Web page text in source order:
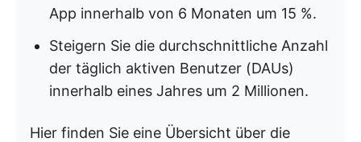
App innerhalb von 6 Monaten um 15 %.
Steigern Sie die durchschnittliche Anzahl
der täglich aktiven Benutzer (DAUs)
innerhalb eines Jahres um 2 Millionen.
Hier finden Sie eine Übersicht über die